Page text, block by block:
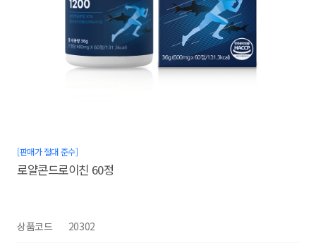
[판매가 절대 준수]
로얄콘드로이친 60정
상품코드 20302